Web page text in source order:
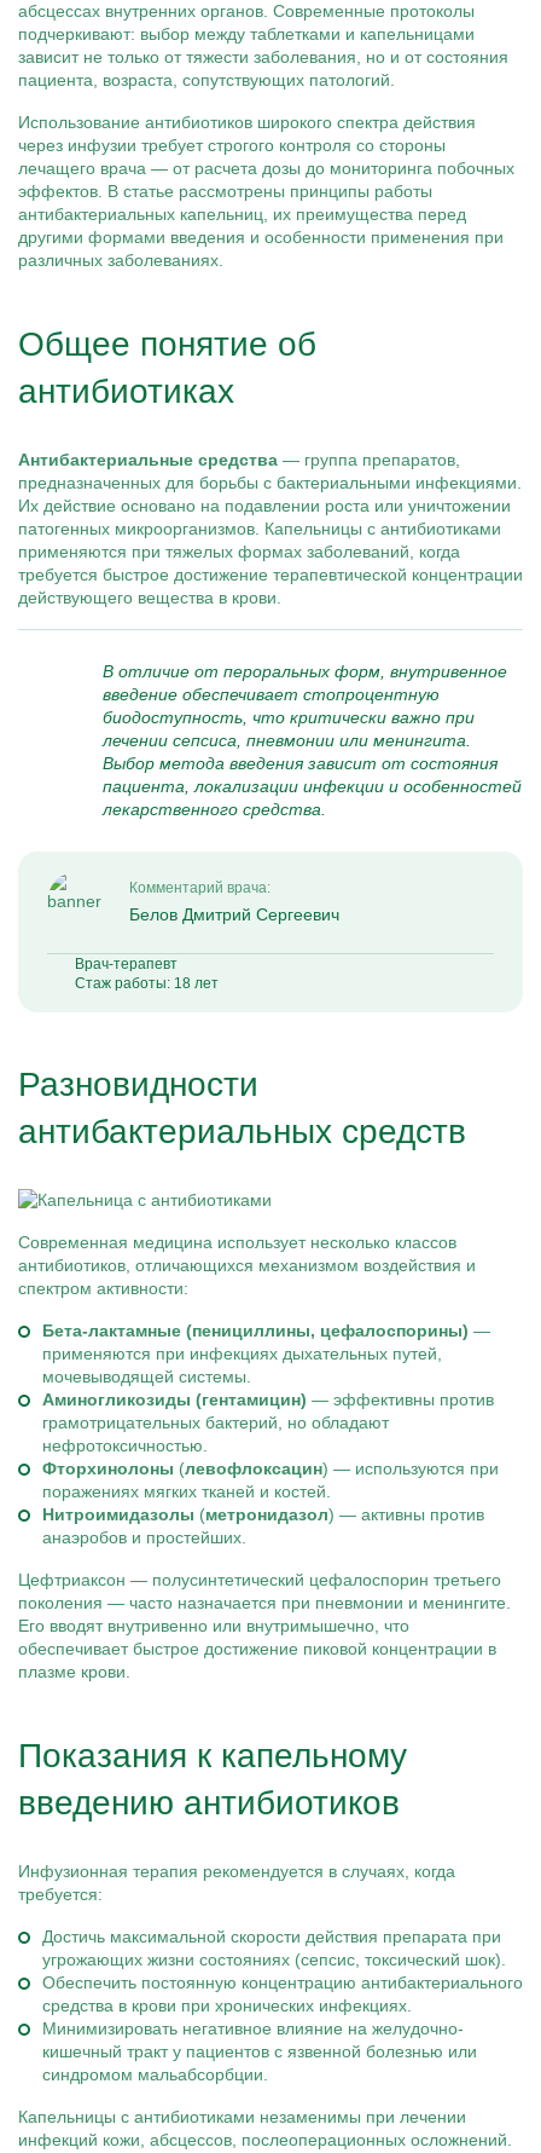
абсцессах внутренних органов. Современные протоколы
подчеркивают: выбор между таблетками и капельницами
зависит не только от тяжести заболевания, но и от состояния
пациента, возраста, сопутствующих патологий.
Использование антибиотиков широкого спектра действия
через инфузии требует строгого контроля со стороны
лечащего врача — от расчета дозы до мониторинга побочных
эффектов. В статье рассмотрены принципы работы
антибактериальных капельниц, их преимущества перед
другими формами введения и особенности применения при
различных заболеваниях.
Общее понятие об
антибиотиках
Антибактериальные средства — группа препаратов,
предназначенных для борьбы с бактериальными инфекциями.
Их действие основано на подавлении роста или уничтожении
патогенных микроорганизмов. Капельницы с антибиотиками
применяются при тяжелых формах заболеваний, когда
требуется быстрое достижение терапевтической концентрации
действующего вещества в крови.
В отличие от пероральных форм, внутривенное
введение обеспечивает стопроцентную
биодоступность, что критически важно при
лечении сепсиса, пневмонии или менингита.
Выбор метода введения зависит от состояния
пациента, локализации инфекции и особенностей
лекарственного средства.
Комментарий врача:
Белов Дмитрий Сергеевич
Врач-терапевт
Стаж работы: 18 лет
Разновидности
антибактериальных средств
Современная медицина использует несколько классов
антибиотиков, отличающихся механизмом воздействия и
спектром активности:
Бета-лактамные (пенициллины, цефалоспорины) —
применяются при инфекциях дыхательных путей,
мочевыводящей системы.
Аминогликозиды (гентамицин) — эффективны против
грамотрицательных бактерий, но обладают
нефротоксичностью.
Фторхинолоны (левофлоксацин) — используются при
поражениях мягких тканей и костей.
Нитроимидазолы (метронидазол) — активны против
анаэробов и простейших.
Цефтриаксон — полусинтетический цефалоспорин третьего
поколения — часто назначается при пневмонии и менингите.
Его вводят внутривенно или внутримышечно, что
обеспечивает быстрое достижение пиковой концентрации в
плазме крови.
Показания к капельному
введению антибиотиков
Инфузионная терапия рекомендуется в случаях, когда
требуется:
Достичь максимальной скорости действия препарата при
угрожающих жизни состояниях (сепсис, токсический шок).
Обеспечить постоянную концентрацию антибактериального
средства в крови при хронических инфекциях.
Минимизировать негативное влияние на желудочно-
кишечный тракт у пациентов с язвенной болезнью или
синдромом мальабсорбции.
Капельницы с антибиотиками незаменимы при лечении
инфекций кожи, абсцессов, послеоперационных осложнений.